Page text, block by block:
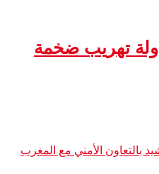
تهريب ضخمة